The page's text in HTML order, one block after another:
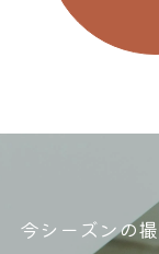
今シーズンの